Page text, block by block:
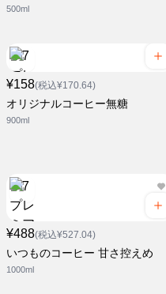
500ml
¥158(税込¥170.64)
オリジナルコーヒー無糖
900ml
¥488(税込¥527.04)
いつものコーヒー 甘さ控えめ
1000ml